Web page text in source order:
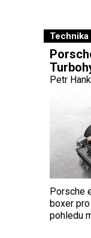
Technika
Petr
Porsche
boxer
pohledu